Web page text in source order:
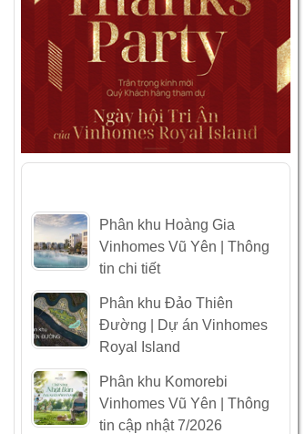
Phân khu Hoàng Gia
Vinhomes Vũ Yên | Thông
tin chi tiết
Phân khu Đảo Thiên
Đường | Dự án Vinhomes
Royal Island
Phân khu Komorebi
Vinhomes Vũ Yên | Thông
tin cập nhật 7/2026